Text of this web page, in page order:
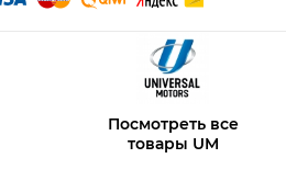
Посмотреть все
товары UM